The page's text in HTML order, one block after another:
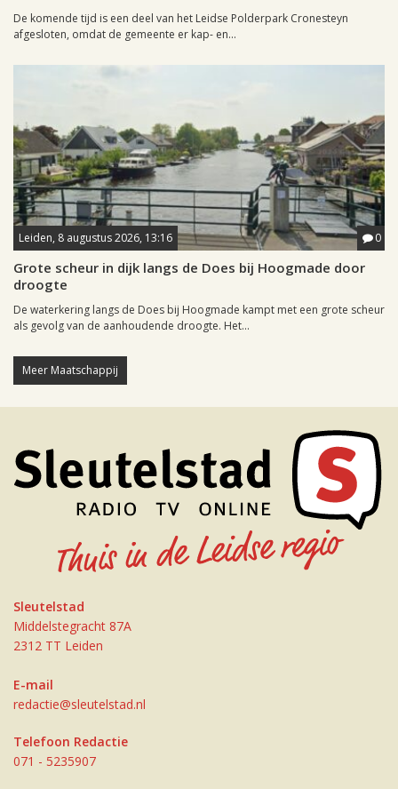
De komende tijd is een deel van het Leidse Polderpark Cronesteyn
afgesloten, omdat de gemeente er kap- en...
Leiden, 8 augustus 2026, 13:16 0
Grote scheur in dijk langs de Does bij Hoogmade door
droogte
De waterkering langs de Does bij Hoogmade kampt met een grote scheur
als gevolg van de aanhoudende droogte. Het...
Meer Maatschappij
Sleutelstad
Middelstegracht 87A
2312 TT Leiden
E-mail
redactie@sleutelstad.nl
Telefoon Redactie
071 - 5235907